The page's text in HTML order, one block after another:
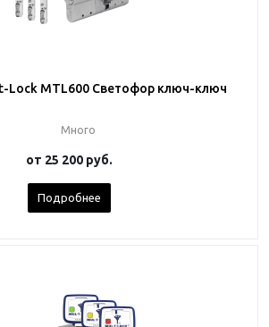
Lock MTL600 Светофор ключ-ключ
Много
от 25 200 руб.
Подробнее